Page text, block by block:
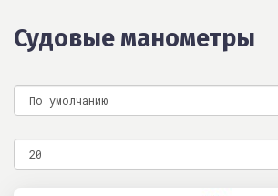
Судовые манометры